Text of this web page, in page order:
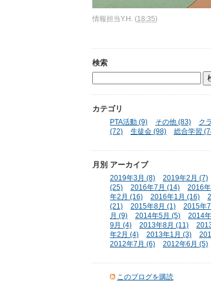
情報担当Y.H. (18:35)
検索
カテゴリ
PTA活動 (9) その他 (83) ク
(72)
生徒会 (98) 総合学習
月別 アーカイブ
2019年3月 (8) 2019年2月 (7)
(25)
2016年7月 (14) 2016
年2月 (16)
2016年1月 (16)
(21)
2015年8月 (1) 2015年
月 (9)
2014年5月 (5) 2014
9月 (4)
2013年8月 (11)
年2月 (4)
2013年1月 (3)
2012年7月 (6)
2012年6月 (5)
このブログを購読